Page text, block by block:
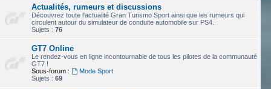
Actualités, rumeurs et discussions
Découvrez toute l'actualité Gran Turismo Sport ainsi que les rumeurs qui
circulent autour du simulateur de conduite automobile sur PS4.
Sujets : 76
GT7 Online
Le rendez-vous en ligne incontournable de tous les pilotes de la communauté
GT7 !
Sous-forum :
Mode Sport
Sujets : 69